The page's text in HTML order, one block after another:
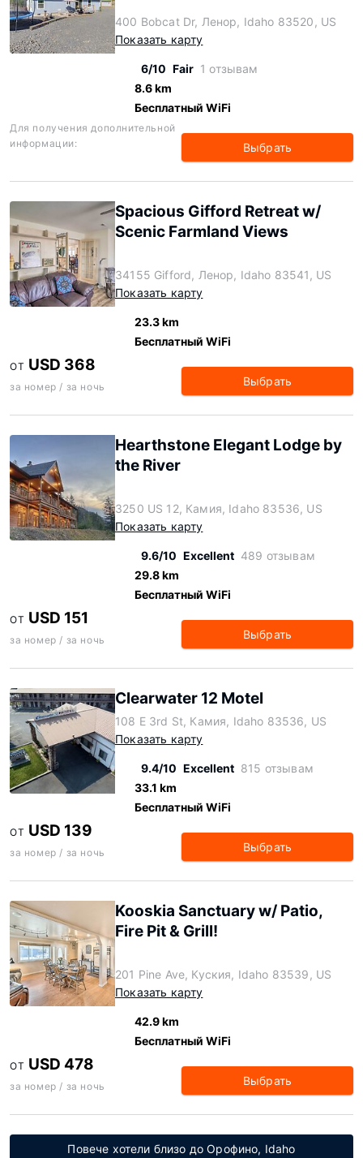
400 Bobcat Dr, Ленор, Idaho 83520, US
Показать карту
6/10 Fair 1 отзывам
8.6 km
Бесплатный WiFi
Для получения дополнительной
информации:
Выбрать
Spacious Gifford Retreat w/
Scenic Farmland Views
34155 Gifford, Ленор, Idaho 83541, US
Показать карту
23.3 km
Бесплатный WiFi
ОТ USD 368
за номер / за ночь Выбрать
Hearthstone Elegant Lodge by
the River
3250 US 12, Камия, Idaho 83536, US
Показать карту
9.6/10 Excellent 489 отзывам
29.8 km
Бесплатный WiFi
ОТ USD 151
за номер / за ночь Выбрать
Clearwater 12 Motel
108 E 3rd St, Камия, Idaho 83536, US
Показать карту
9.4/10 Excellent 815 отзывам
33.1 km
Бесплатный WiFi
ОТ USD 139
за номер / за ночь Выбрать
Kooskia Sanctuary w/ Patio,
Fire Pit & Grill!
201 Pine Ave, Куския, Idaho 83539, US
Показать карту
42.9 km
Бесплатный WiFi
ОТ USD 478
за номер / за ночь Выбрать
Повече хотели близо до Орофино, Idaho